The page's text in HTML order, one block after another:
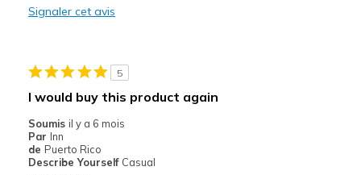
Width
Feels true to width
Sizing
Feels true to size
Signaler cet avis
5
I would buy this product again
Soumis il y a 6 mois
Par Inn
de Puerto Rico
Describe Yourself Casual